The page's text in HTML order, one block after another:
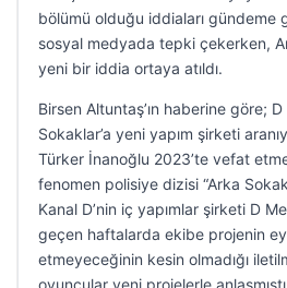
bölümü olduğu iddiaları gündeme
sosyal medyada tepki çekerken,
yeni bir iddia ortaya atıldı.
Birsen Altuntaş’ın haberine göre;
Sokaklar’a yeni yapım şirketi
Türker İnanoğlu 2023’te vefat
fenomen polisiye dizisi “Arka
Kanal D’nin iç yapımlar şirketi D
geçen haftalarda ekibe projenin
etmeyeceğinin kesin olmadığı
oyuncular yeni projelerle